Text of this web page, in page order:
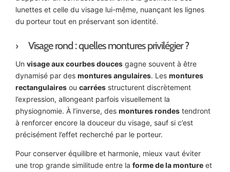
lunettes et celle du visage lui-même, nuançant les lignes
du porteur tout en préservant son identité.
Visage rond : quelles montures privilégier ?
Un visage aux courbes douces gagne souvent à être
dynamisé par des montures angulaires. Les montures
rectangulaires ou carrées structurent discrètement
l’expression, allongeant parfois visuellement la
physiognomie. À l’inverse, des montures rondes tendront
à renforcer encore la douceur du visage, sauf si c’est
précisément l’effet recherché par le porteur.
Pour conserver équilibre et harmonie, mieux vaut éviter
une trop grande similitude entre la forme de la monture et